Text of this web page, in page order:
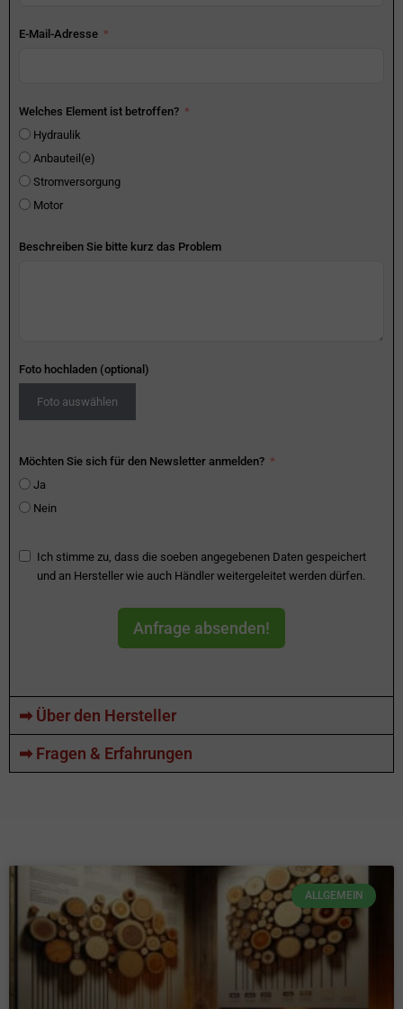
E-Mail-Adresse
Welches Element ist betroffen?
Hydraulik
Anbauteil(e)
Stromversorgung
Motor
Beschreiben Sie bitte kurz das Problem
Foto hochladen (optional)
Foto auswählen
Möchten Sie sich für den Newsletter anmelden?
Ja
Nein
Ich stimme zu, dass die soeben angegebenen Daten gespeichert
und an Hersteller wie auch Händler weitergeleitet werden dürfen.
Anfrage absenden!
➡ Über den Hersteller
➡ Fragen & Erfahrungen
ALLGEMEIN